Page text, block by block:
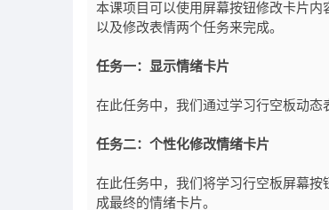
本课项目可以使用屏幕按钮修改卡片
以及修改表情两个任务来完成。
任务一：显示情绪卡片
在此任务中，我们通过学习行空板动态
任务二：个性化修改情绪卡片
在此任务中，我们将学习行空板屏幕
成最终的情绪卡片。